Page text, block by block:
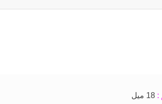
: 18 میل